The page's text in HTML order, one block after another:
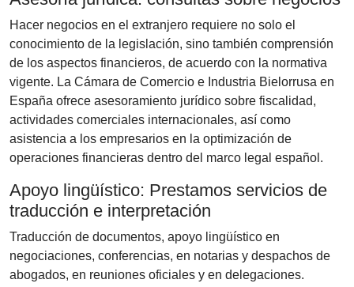
Hacer negocios en el extranjero requiere no solo el
conocimiento de la legislación, sino también comprensión
de los aspectos financieros, de acuerdo con la normativa
vigente. La Cámara de Comercio e Industria Bielorrusa en
España ofrece asesoramiento jurídico sobre fiscalidad,
actividades comerciales internacionales, así como
asistencia a los empresarios en la optimización de
operaciones financieras dentro del marco legal español.
Apoyo lingüístico: Prestamos servicios de
traducción e interpretación
Traducción de documentos, apoyo lingüístico en
negociaciones, conferencias, en notarias y despachos de
abogados, en reuniones oficiales y en delegaciones.